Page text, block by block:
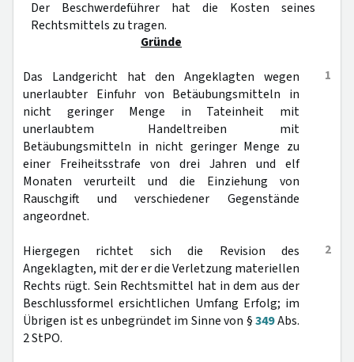
Der Beschwerdeführer hat die Kosten seines
Rechtsmittels zu tragen.
Gründe
1
Das Landgericht hat den Angeklagten wegen
unerlaubter Einfuhr von Betäubungsmitteln in
nicht geringer Menge in Tateinheit mit
unerlaubtem Handeltreiben mit
Betäubungsmitteln in nicht geringer Menge zu
einer Freiheitsstrafe von drei Jahren und elf
Monaten verurteilt und die Einziehung von
Rauschgift und verschiedener Gegenstände
angeordnet.
2
Hiergegen richtet sich die Revision des
Angeklagten, mit der er die Verletzung materiellen
Rechts rügt. Sein Rechtsmittel hat in dem aus der
Beschlussformel ersichtlichen Umfang Erfolg; im
Übrigen ist es unbegründet im Sinne von §349Abs.
2 StPO.